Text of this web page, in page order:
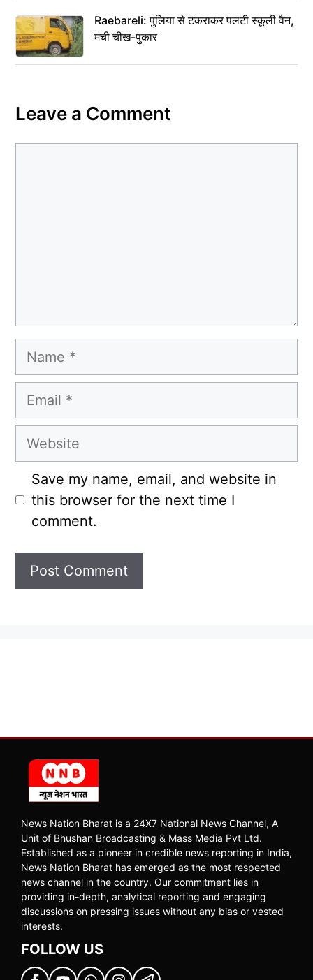
Raebareli: पुलिया से टकराकर पलटी स्कूली वैन,
मची चीख-पुकार
Leave a Comment
Name
Email
Website
Save my name, email, and website in
this browser for the next time I
comment.
News Nation Bharat is a 24X7 National News Channel, A
Unit of Bhushan Broadcasting & Mass Media Pvt Ltd.
Established as a pioneer in credible news reporting in India,
News Nation Bharat has emerged as the most respected
news channel in the country. Our commitment lies in
providing in-depth, analytical reporting and engaging
discussions on pressing issues without any bias or vested
interests.
FOLLOW US